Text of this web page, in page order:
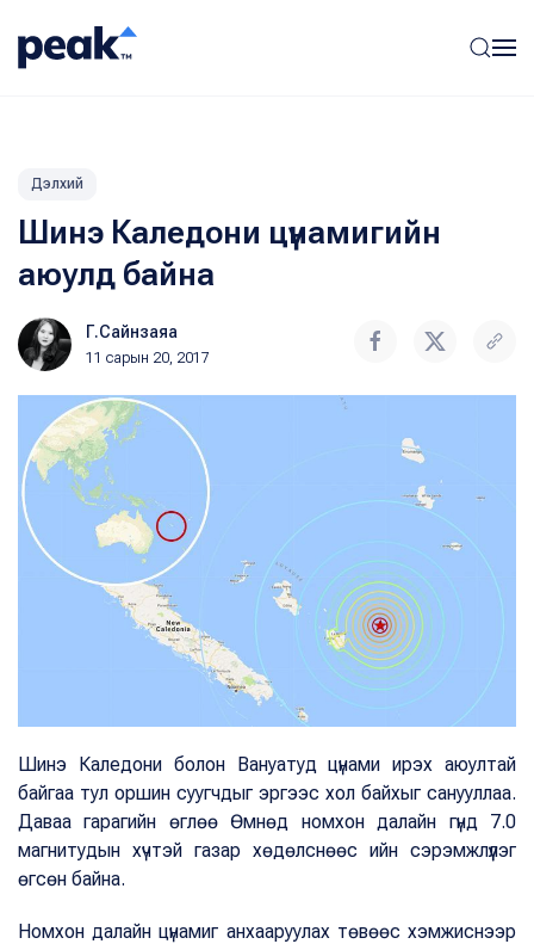
Дэлхий
Шинэ Каледони цүнамигийн
аюулд байна
Г.Сайнзаяа
11 сарын 20, 2017
Шинэ Каледони болон Вануатуд цүнами ирэх аюултай
байгаа тул оршин суугчдыг эргээс хол байхыг санууллаа.
Даваа гарагийн өглөө Өмнөд номхон далайн гүнд 7.0
магнитудын хүчтэй газар хөдөлснөөс ийн сэрэмжлүүлэг
өгсөн байна.
Номхон далайн цүнамиг анхааруулах төвөөс хэмжиснээр